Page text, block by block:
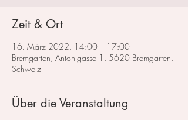
Zeit & Ort
16. März 2022, 14:00 – 17:00
Bremgarten, Antonigasse 1, 5620 Bremgarten,
Schweiz
Über die Veranstaltung